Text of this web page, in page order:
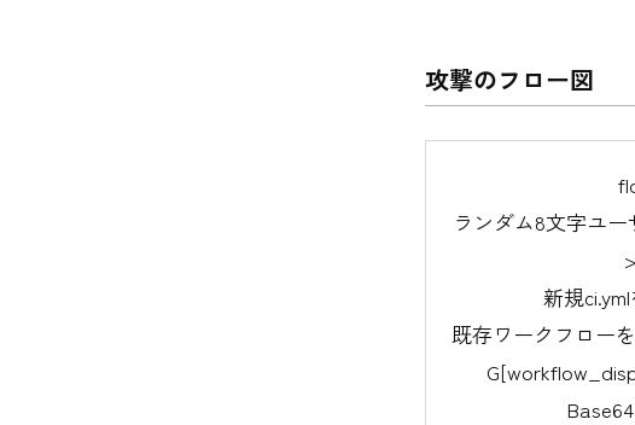
攻撃のフロー図
ランダム8文字ユ
新規
既存ワークフロー